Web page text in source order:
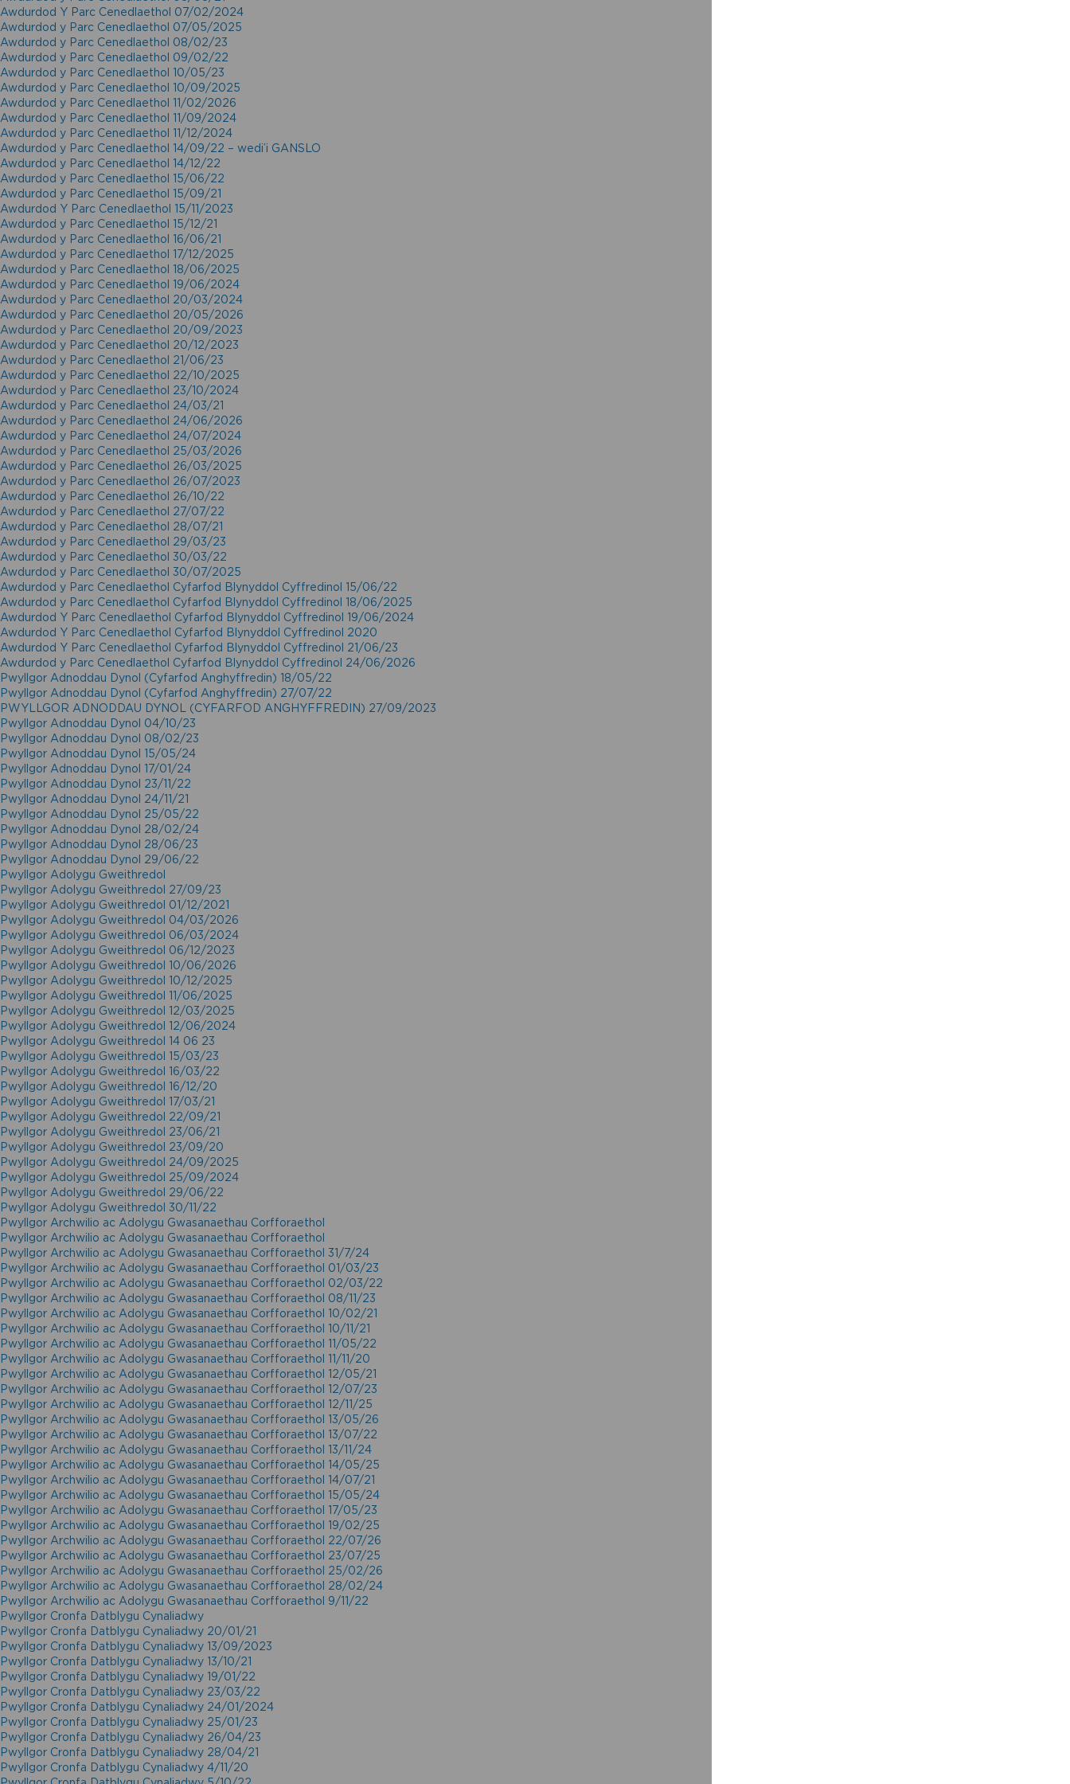
Awdurdod Y Parc Cenedlaethol 07/02/2024
Awdurdod y Parc Cenedlaethol 07/05/2025
Awdurdod y Parc Cenedlaethol 08/02/23
Awdurdod y Parc Cenedlaethol 09/02/22
Awdurdod y Parc Cenedlaethol 10/05/23
Awdurdod y Parc Cenedlaethol 10/09/2025
Awdurdod y Parc Cenedlaethol 11/02/2026
Awdurdod y Parc Cenedlaethol 11/09/2024
Awdurdod y Parc Cenedlaethol 11/12/2024
Awdurdod y Parc Cenedlaethol 14/09/22 – wedi’i GANSLO
Awdurdod y Parc Cenedlaethol 14/12/22
Awdurdod y Parc Cenedlaethol 15/06/22
Awdurdod y Parc Cenedlaethol 15/09/21
Awdurdod Y Parc Cenedlaethol 15/11/2023
Awdurdod y Parc Cenedlaethol 15/12/21
Awdurdod y Parc Cenedlaethol 16/06/21
Awdurdod y Parc Cenedlaethol 17/12/2025
Awdurdod y Parc Cenedlaethol 18/06/2025
Awdurdod y Parc Cenedlaethol 19/06/2024
Awdurdod y Parc Cenedlaethol 20/03/2024
Awdurdod y Parc Cenedlaethol 20/05/2026
Awdurdod y Parc Cenedlaethol 20/09/2023
Awdurdod y Parc Cenedlaethol 20/12/2023
Awdurdod y Parc Cenedlaethol 21/06/23
Awdurdod y Parc Cenedlaethol 22/10/2025
Awdurdod y Parc Cenedlaethol 23/10/2024
Awdurdod y Parc Cenedlaethol 24/03/21
Awdurdod y Parc Cenedlaethol 24/06/2026
Awdurdod y Parc Cenedlaethol 24/07/2024
Awdurdod y Parc Cenedlaethol 25/03/2026
Awdurdod y Parc Cenedlaethol 26/03/2025
Awdurdod y Parc Cenedlaethol 26/07/2023
Awdurdod y Parc Cenedlaethol 26/10/22
Awdurdod y Parc Cenedlaethol 27/07/22
Awdurdod y Parc Cenedlaethol 28/07/21
Awdurdod y Parc Cenedlaethol 29/03/23
Awdurdod y Parc Cenedlaethol 30/03/22
Awdurdod y Parc Cenedlaethol 30/07/2025
Awdurdod y Parc Cenedlaethol Cyfarfod Blynyddol Cyffredinol 15/06/22
Awdurdod y Parc Cenedlaethol Cyfarfod Blynyddol Cyffredinol 18/06/2025
Awdurdod Y Parc Cenedlaethol Cyfarfod Blynyddol Cyffredinol 19/06/2024
Awdurdod Y Parc Cenedlaethol Cyfarfod Blynyddol Cyffredinol 2020
Awdurdod Y Parc Cenedlaethol Cyfarfod Blynyddol Cyffredinol 21/06/23
Awdurdod y Parc Cenedlaethol Cyfarfod Blynyddol Cyffredinol 24/06/2026
Pwyllgor Adnoddau Dynol (Cyfarfod Anghyffredin) 18/05/22
Pwyllgor Adnoddau Dynol (Cyfarfod Anghyffredin) 27/07/22
PWYLLGOR ADNODDAU DYNOL (CYFARFOD ANGHYFFREDIN) 27/09/2023
Pwyllgor Adnoddau Dynol 04/10/23
Pwyllgor Adnoddau Dynol 08/02/23
Pwyllgor Adnoddau Dynol 15/05/24
Pwyllgor Adnoddau Dynol 17/01/24
Pwyllgor Adnoddau Dynol 23/11/22
Pwyllgor Adnoddau Dynol 24/11/21
Pwyllgor Adnoddau Dynol 25/05/22
Pwyllgor Adnoddau Dynol 28/02/24
Pwyllgor Adnoddau Dynol 28/06/23
Pwyllgor Adnoddau Dynol 29/06/22
Pwyllgor Adolygu Gweithredol
Pwyllgor Adolygu Gweithredol 27/09/23
Pwyllgor Adolygu Gweithredol 01/12/2021
Pwyllgor Adolygu Gweithredol 04/03/2026
Pwyllgor Adolygu Gweithredol 06/03/2024
Pwyllgor Adolygu Gweithredol 06/12/2023
Pwyllgor Adolygu Gweithredol 10/06/2026
Pwyllgor Adolygu Gweithredol 10/12/2025
Pwyllgor Adolygu Gweithredol 11/06/2025
Pwyllgor Adolygu Gweithredol 12/03/2025
Pwyllgor Adolygu Gweithredol 12/06/2024
Pwyllgor Adolygu Gweithredol 14 06 23
Pwyllgor Adolygu Gweithredol 15/03/23
Pwyllgor Adolygu Gweithredol 16/03/22
Pwyllgor Adolygu Gweithredol 16/12/20
Pwyllgor Adolygu Gweithredol 17/03/21
Pwyllgor Adolygu Gweithredol 22/09/21
Pwyllgor Adolygu Gweithredol 23/06/21
Pwyllgor Adolygu Gweithredol 23/09/20
Pwyllgor Adolygu Gweithredol 24/09/2025
Pwyllgor Adolygu Gweithredol 25/09/2024
Pwyllgor Adolygu Gweithredol 29/06/22
Pwyllgor Adolygu Gweithredol 30/11/22
Pwyllgor Archwilio ac Adolygu Gwasanaethau Corfforaethol
Pwyllgor Archwilio ac Adolygu Gwasanaethau Corfforaethol
Pwyllgor Archwilio ac Adolygu Gwasanaethau Corfforaethol 31/7/24
Pwyllgor Archwilio ac Adolygu Gwasanaethau Corfforaethol 01/03/23
Pwyllgor Archwilio ac Adolygu Gwasanaethau Corfforaethol 02/03/22
Pwyllgor Archwilio ac Adolygu Gwasanaethau Corfforaethol 08/11/23
Pwyllgor Archwilio ac Adolygu Gwasanaethau Corfforaethol 10/02/21
Pwyllgor Archwilio ac Adolygu Gwasanaethau Corfforaethol 10/11/21
Pwyllgor Archwilio ac Adolygu Gwasanaethau Corfforaethol 11/05/22
Pwyllgor Archwilio ac Adolygu Gwasanaethau Corfforaethol 11/11/20
Pwyllgor Archwilio ac Adolygu Gwasanaethau Corfforaethol 12/05/21
Pwyllgor Archwilio ac Adolygu Gwasanaethau Corfforaethol 12/07/23
Pwyllgor Archwilio ac Adolygu Gwasanaethau Corfforaethol 12/11/25
Pwyllgor Archwilio ac Adolygu Gwasanaethau Corfforaethol 13/05/26
Pwyllgor Archwilio ac Adolygu Gwasanaethau Corfforaethol 13/07/22
Pwyllgor Archwilio ac Adolygu Gwasanaethau Corfforaethol 13/11/24
Pwyllgor Archwilio ac Adolygu Gwasanaethau Corfforaethol 14/05/25
Pwyllgor Archwilio ac Adolygu Gwasanaethau Corfforaethol 14/07/21
Pwyllgor Archwilio ac Adolygu Gwasanaethau Corfforaethol 15/05/24
Pwyllgor Archwilio ac Adolygu Gwasanaethau Corfforaethol 17/05/23
Pwyllgor Archwilio ac Adolygu Gwasanaethau Corfforaethol 19/02/25
Pwyllgor Archwilio ac Adolygu Gwasanaethau Corfforaethol 22/07/26
Pwyllgor Archwilio ac Adolygu Gwasanaethau Corfforaethol 23/07/25
Pwyllgor Archwilio ac Adolygu Gwasanaethau Corfforaethol 25/02/26
Pwyllgor Archwilio ac Adolygu Gwasanaethau Corfforaethol 28/02/24
Pwyllgor Archwilio ac Adolygu Gwasanaethau Corfforaethol 9/11/22
Pwyllgor Cronfa Datblygu Cynaliadwy
Pwyllgor Cronfa Datblygu Cynaliadwy 20/01/21
Pwyllgor Cronfa Datblygu Cynaliadwy 13/09/2023
Pwyllgor Cronfa Datblygu Cynaliadwy 13/10/21
Pwyllgor Cronfa Datblygu Cynaliadwy 19/01/22
Pwyllgor Cronfa Datblygu Cynaliadwy 23/03/22
Pwyllgor Cronfa Datblygu Cynaliadwy 24/01/2024
Pwyllgor Cronfa Datblygu Cynaliadwy 25/01/23
Pwyllgor Cronfa Datblygu Cynaliadwy 26/04/23
Pwyllgor Cronfa Datblygu Cynaliadwy 28/04/21
Pwyllgor Cronfa Datblygu Cynaliadwy 4/11/20